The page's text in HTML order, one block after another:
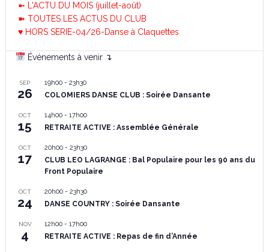
➼ L'ACTU DU MOIS (juillet-août)
➽ TOUTES LES ACTUS DU CLUB
♥ HORS SERIE-04/26-Danse à Claquettes
Événements à venir ↴
SEP
26
19h00- 23h30
COLOMIERS DANSE CLUB : Soirée Dansante
OCT
15
14h00- 17h00
RETRAITE ACTIVE : Assemblée Générale
OCT
17
20h00- 23h30
CLUB LEO LAGRANGE : Bal Populaire pour les 90 ans du
Front Populaire
OCT
24
20h00- 23h30
DANSE COUNTRY : Soirée Dansante
NOV
4
12h00- 17h00
RETRAITE ACTIVE : Repas de fin d’Année